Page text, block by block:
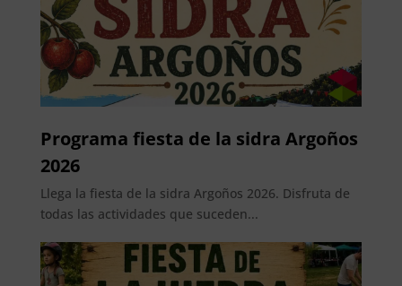
Programa fiesta de la sidra Argoños
2026
Llega la fiesta de la sidra Argoños 2026. Disfruta de
todas las actividades que suceden...